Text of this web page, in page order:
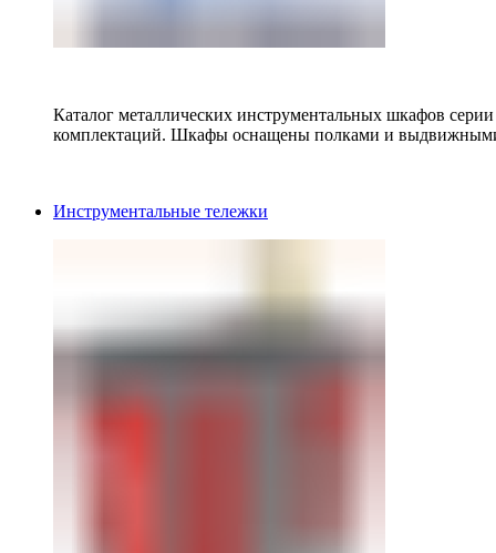
Каталог металлических инструментальных шкафов
комплектаций. Шкафы оснащены полками и
Инструментальные тележки